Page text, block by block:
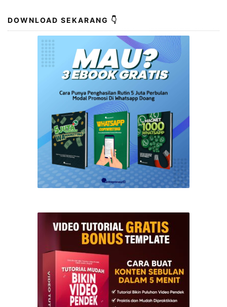
DOWNLOAD SEKARANG 👇